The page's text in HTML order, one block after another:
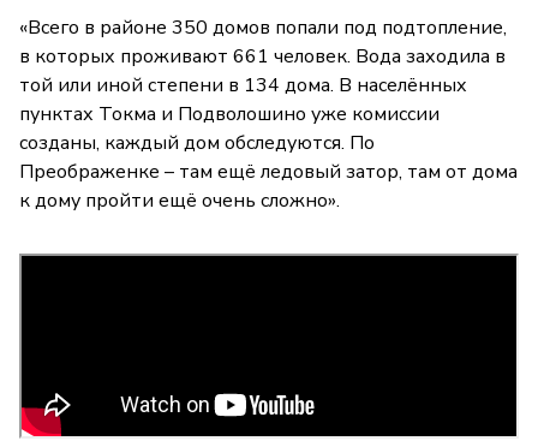
«Всего в районе 350 домов попали под подтопление,
в которых проживают 661 человек. Вода заходила в
той или иной степени в 134 дома. В населённых
пунктах Токма и Подволошино уже комиссии
созданы, каждый дом обследуются. По
Преображенке – там ещё ледовый затор, там от дома
к дому пройти ещё очень сложно».